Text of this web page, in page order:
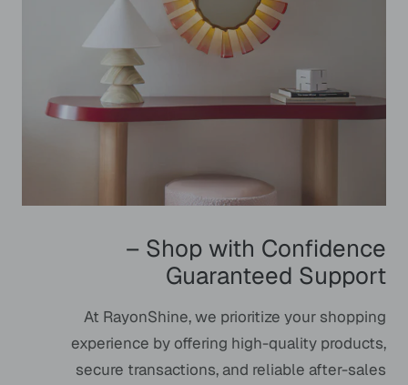
Shop with Confidence –
Guaranteed Support
At RayonShine, we prioritize your shopping
experience by offering high-quality products,
secure transactions, and reliable after-sales